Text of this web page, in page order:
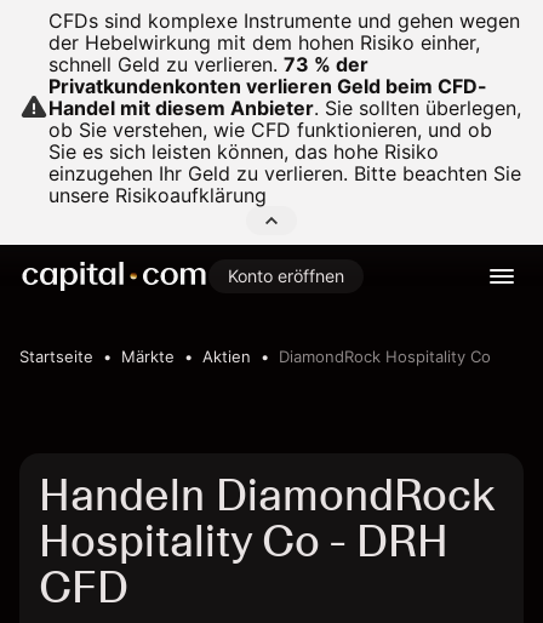
CFDs sind komplexe Instrumente und gehen wegen
der Hebelwirkung mit dem hohen Risiko einher,
schnell Geld zu verlieren. 73 % der
Privatkundenkonten verlieren Geld beim CFD-
Handel mit diesem Anbieter. Sie sollten überlegen,
ob Sie verstehen, wie CFD funktionieren, und ob
Sie es sich leisten können, das hohe Risiko
einzugehen Ihr Geld zu verlieren. Bitte beachten Sie
unsere Risikoaufklärung
Konto eröffnen
Startseite Märkte Aktien DiamondRock Hospitality Co
Handeln DiamondRock
Hospitality Co - DRH
CFD